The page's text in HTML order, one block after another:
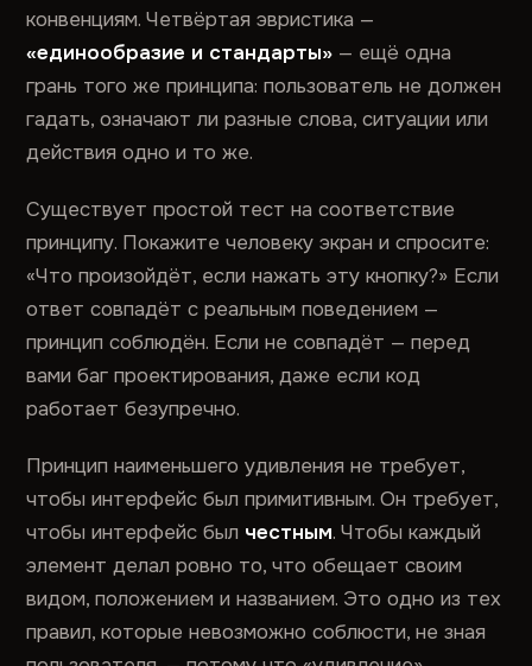
конвенциям. Четвёртая эвристика —
«единообразие и стандарты» — ещё одна
грань того же принципа: пользователь не должен
гадать, означают ли разные слова, ситуации или
действия одно и то же.
Существует простой тест на соответствие
принципу. Покажите человеку экран и спросите:
«Что произойдёт, если нажать эту кнопку?» Если
ответ совпадёт с реальным поведением —
принцип соблюдён. Если не совпадёт — перед
вами баг проектирования, даже если код
работает безупречно.
Принцип наименьшего удивления не требует,
чтобы интерфейс был примитивным. Он требует,
чтобы интерфейс был честным. Чтобы каждый
элемент делал ровно то, что обещает своим
видом, положением и названием. Это одно из тех
правил, которые невозможно соблюсти, не зная